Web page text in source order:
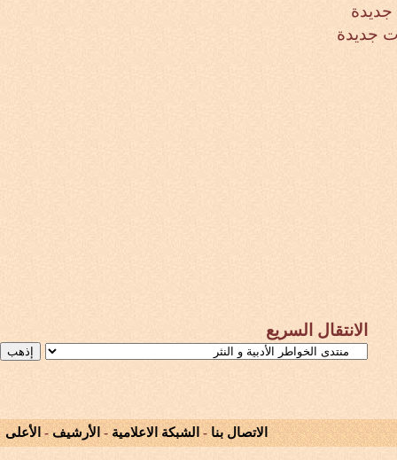
جديدة
الانتقال السريع
الاتصال بنا - الشبكة الاعلامية - الأرشيف - الأعلى